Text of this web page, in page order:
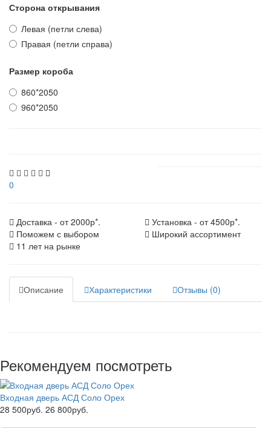
Сторона открывания
Левая (петли слева)
Правая (петли справа)
Размер короба
860*2050
960*2050
0
Доставка - от 2000р*.
Установка - от 4500р*.
Поможем с выбором
Широкий ассортимент
11 лет на рынке
Описание Характеристики Отзывы (0)
Рекомендуем посмотреть
Входная дверь АСД Соло Орех
28 500руб. 26 800руб.